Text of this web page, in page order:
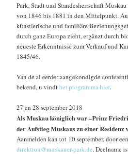
Park, Stadt und Standesherrschaft
von 1846 bis 1881 in den Mittelpunkt.
künstlerische und familiäre
durch ganz Europa zieht, ergänzt durch
neueste Erkenntnisse zum Verkauf und
1845/46.
Van de al eerder aangekondigde
bekend, u vindthet programma hier.
27 en 28 september 2018
Als Muskau königlich war –Prinz
der Aufstieg Muskaus zu einer Residenz
Aanmelden kan tot 10 september, door
direktion@muskauer-park.de. Deelname